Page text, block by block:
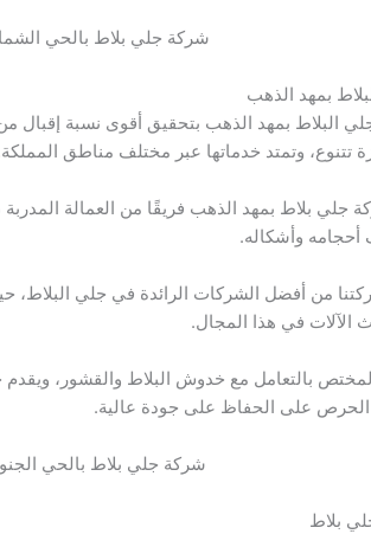
شركة جلي بلاط بالحي
بمهد الذهب
البلاط بمهد الذهب بتحقيق أقوى نسبة إقبال
تتنوع، وتمتد خدماتها عبر مختلف مناطق
جلي بلاط بمهد الذهب فريقًا من العمالة
أحجامه وأشكاله.
من أفضل الشركات الرائدة في جلي البلاط،
الآلات في هذا المجال.
بالتعامل مع خدوش البلاط والقشور، ويقدم
الحرص على الحفاظ على جودة عالية.
شركة جلي بلاط بالحي
بلاط